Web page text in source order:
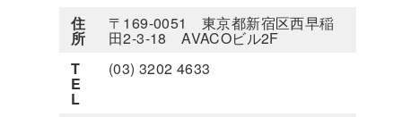
住
所
〒169-0051 東京都新宿区西早稲
田2-3-18 AVACOビル2F
T
E
L
(03) 3202 4633